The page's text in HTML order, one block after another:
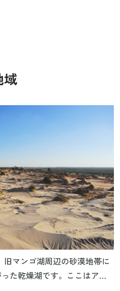
の進化とこの時代の環境の
域
マンゴ湖周辺の砂漠地帯に
た乾燥湖です。ここはアフ